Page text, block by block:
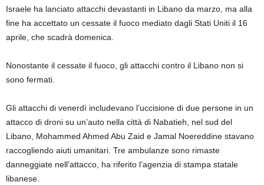
Israele ha lanciato attacchi devastanti in Libano da marzo, ma alla
fine ha accettato un cessate il fuoco mediato dagli Stati Uniti il ​​16
aprile, che scadrà domenica.
Nonostante il cessate il fuoco, gli attacchi contro il Libano non si
sono fermati.
Gli attacchi di venerdì includevano l’uccisione di due persone in un
attacco di droni su un’auto nella città di Nabatieh, nel sud del
Libano, Mohammed Ahmed Abu Zaid e Jamal Noereddine stavano
raccogliendo aiuti umanitari. Tre ambulanze sono rimaste
danneggiate nell’attacco, ha riferito l’agenzia di stampa statale
libanese.